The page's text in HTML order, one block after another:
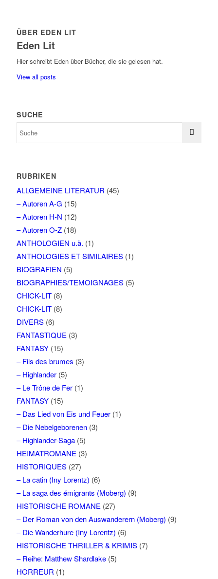
ÜBER EDEN LIT
Eden Lit
Hier schreibt Eden über Bücher, die sie gelesen hat.
View all posts
SUCHE
RUBRIKEN
ALLGEMEINE LITERATUR (45)
– Autoren A-G (15)
– Autoren H-N (12)
– Autoren O-Z(18)
ANTHOLOGIEN u.ä. (1)
ANTHOLOGIES ET SIMILAIRES(1)
BIOGRAFIEN (5)
BIOGRAPHIES/TEMOIGNAGES(5)
CHICK-LIT(8)
CHICK-LIT(8)
DIVERS(6)
FANTASTIQUE (3)
FANTASY(15)
– Fils des brumes (3)
– Highlander(5)
– Le Trône de Fer(1)
FANTASY(15)
– Das Lied von Eis und Feuer(1)
– Die Nebelgeborenen(3)
– Highlander-Saga(5)
HEIMATROMANE (3)
HISTORIQUES(27)
– La catin (Iny Lorentz) (6)
– La saga des émigrants (Moberg) (9)
HISTORISCHE ROMANE (27)
– Der Roman von den Auswanderern (Moberg) (9)
– Die Wanderhure (Iny Lorentz) (6)
HISTORISCHE THRILLER & KRIMIS(7)
– Reihe: Matthew Shardlake(5)
HORREUR (1)